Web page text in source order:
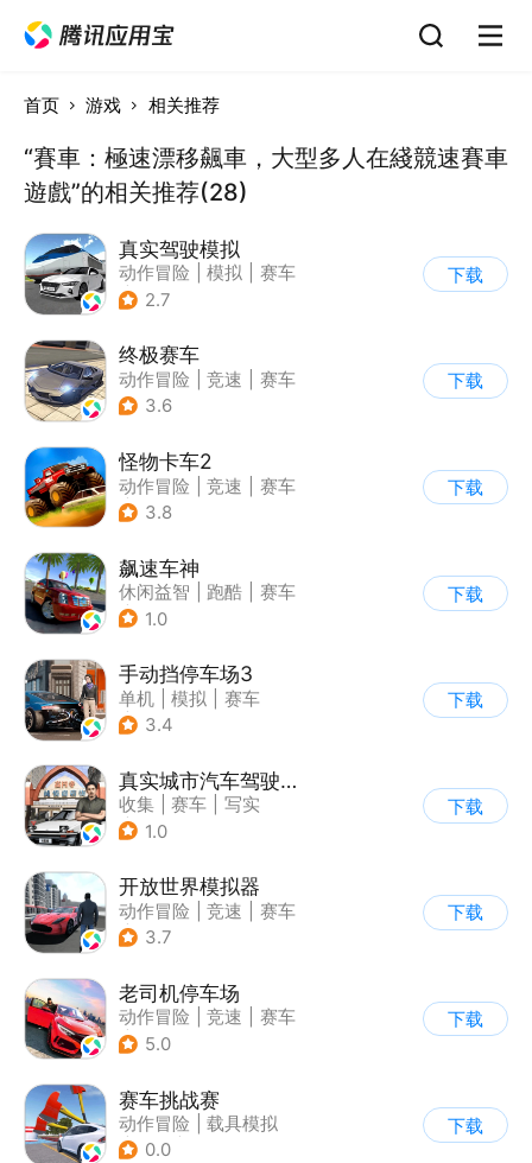
首页 游戏 相关推荐
“賽車：極速漂移飆車，大型多人在綫競速賽車
遊戲”的相关推荐(28)
真实驾驶模拟
动作冒险 模拟
赛车
| 漂移
2.7
下载
终极赛车
动作冒险 竞速
赛车
3.6
下载
怪物卡车2
动作冒险 竞速
赛车
| 卡通
3.8
下载
飙速车神
休闲益智 跑酷
赛车
| 漂移
1.0
下载
手动挡停车场3
单机 模拟
赛车
| 开放世界
3.4
下载
真实城市汽车驾驶3D
收集 赛车
写实
| 竞速
1.0
下载
开放世界模拟器
动作冒险 竞速
赛车
| 开放世界
3.7
下载
老司机停车场
动作冒险 竞速
赛车
| 写实
5.0
下载
赛车挑战赛
动作冒险
载具模拟
| 汽车
0.0
下载